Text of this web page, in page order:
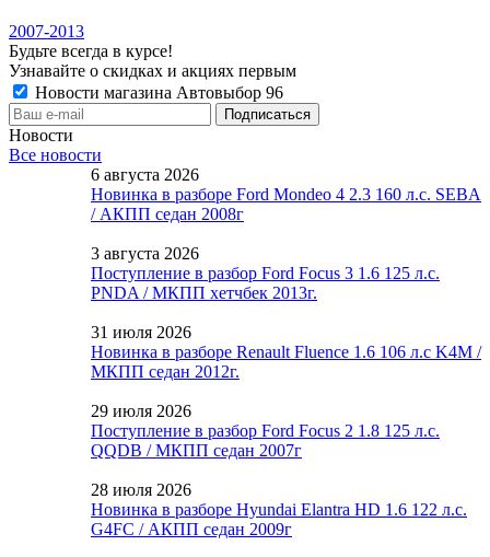
2007-2013
Будьте всегда в курсе!
Узнавайте о скидках и акциях первым
Новости магазина Автовыбор 96
Новости
Все новости
6 августа 2026
Новинка в разборе Ford Mondeo 4 2.3 160 л.с. SEBA
/ АКПП седан 2008г
3 августа 2026
Поступление в разбор Ford Focus 3 1.6 125 л.с.
PNDA / МКПП хетчбек 2013г.
31 июля 2026
Новинка в разборе Renault Fluence 1.6 106 л.с K4M /
МКПП седан 2012г.
29 июля 2026
Поступление в разбор Ford Focus 2 1.8 125 л.с.
QQDB / МКПП седан 2007г
28 июля 2026
Новинка в разборе Hyundai Elantra HD 1.6 122 л.с.
G4FC / АКПП седан 2009г